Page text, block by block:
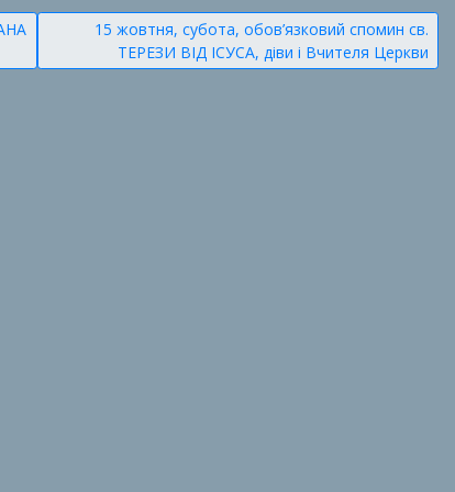
15 жовтня, субота, обов’язковий спомин св.
ТЕРЕЗИ ВІД ІСУСА, діви і Вчителя Церкви